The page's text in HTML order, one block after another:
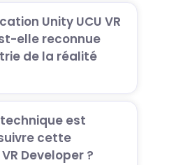
Unity UCU VR
elle reconnue
de la réalité
est
cette
Developer ?